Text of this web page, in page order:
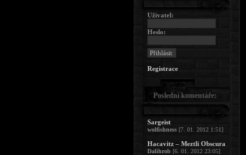
Uživatel:
Heslo:
Registrace
Poslední komentáře:
Sargeist
wolfishness [7. 01. 2012 1:51]
Hacavitz – Meztli Obscura
Dalihrob [6. 01. 2012 23:05]